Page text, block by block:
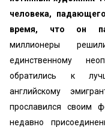
человека,
время, что он
миллионеры
единственному
обратились к
английскому
прославился своим
недавно